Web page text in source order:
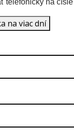
na viac dní